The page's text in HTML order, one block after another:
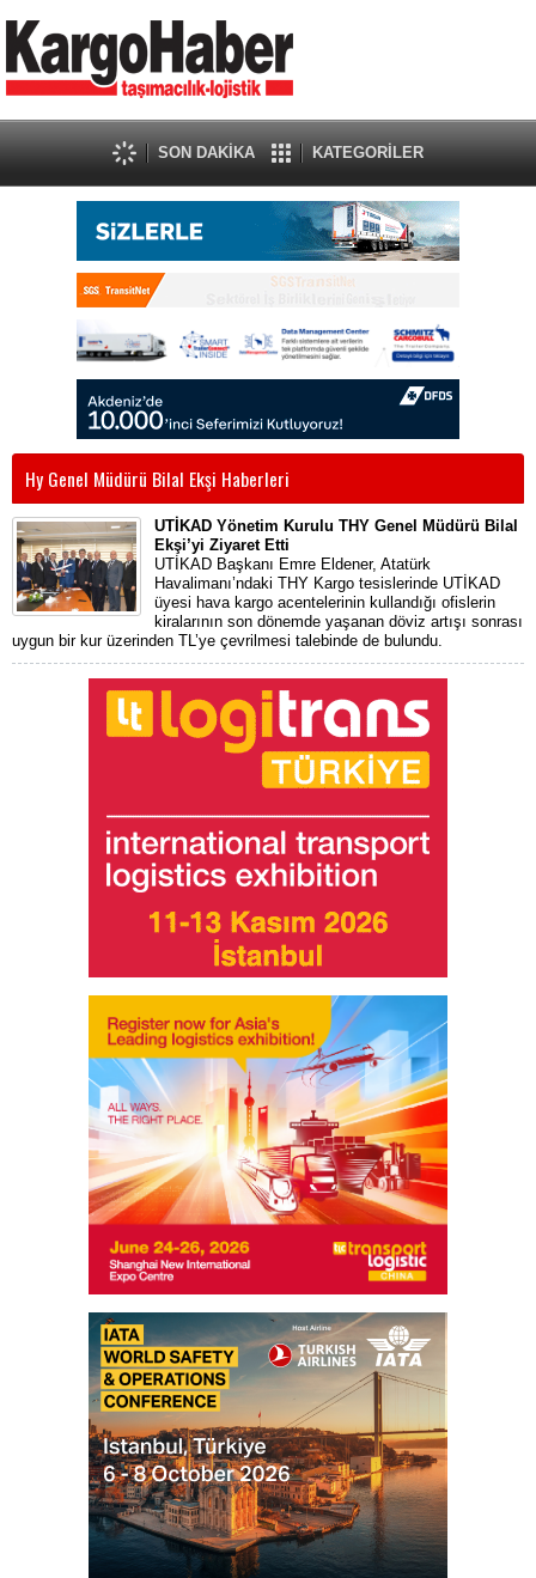
SON DAKİKA KATEGORİLER
Hy Genel Müdürü Bilal Ekşi Haberleri
UTİKAD Yönetim Kurulu THY Genel Müdürü Bilal
Ekşi’yi Ziyaret Etti
UTİKAD Başkanı Emre Eldener, Atatürk
Havalimanı’ndaki THY Kargo tesislerinde UTİKAD
üyesi hava kargo acentelerinin kullandığı ofislerin
kiralarının son dönemde yaşanan döviz artışı sonrası
uygun bir kur üzerinden TL’ye çevrilmesi talebinde de bulundu.